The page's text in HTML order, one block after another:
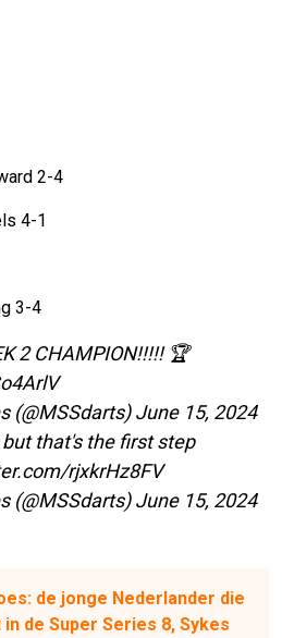
2-4
4-1
3-4
2 CHAMPION!!!!! 🏆
(@MSSdarts)June 15, 2024
that's the first step
rjxkrHz8FV
(@MSSdarts)June 15, 2024
de jonge Nederlander die
de Super Series 8, Sykes